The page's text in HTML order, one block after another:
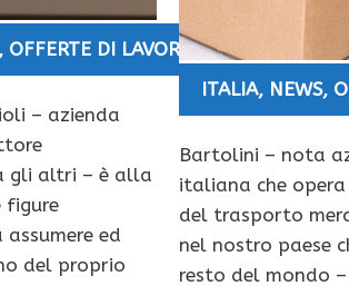
OFFERTE DI LAVORO
– azienda
gli altri – è alla
figure
ed
del proprio
ITALIA, NEWS,
Bartolini – nota
italiana che
del trasporto
nel nostro paese
resto del mondo –